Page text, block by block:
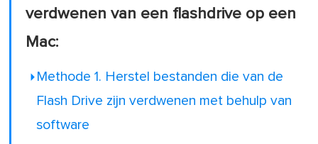
verdwenen van een flashdrive op een
Mac:
Methode 1. Herstel bestanden die van de
Flash Drive zijn verdwenen met behulp van
software